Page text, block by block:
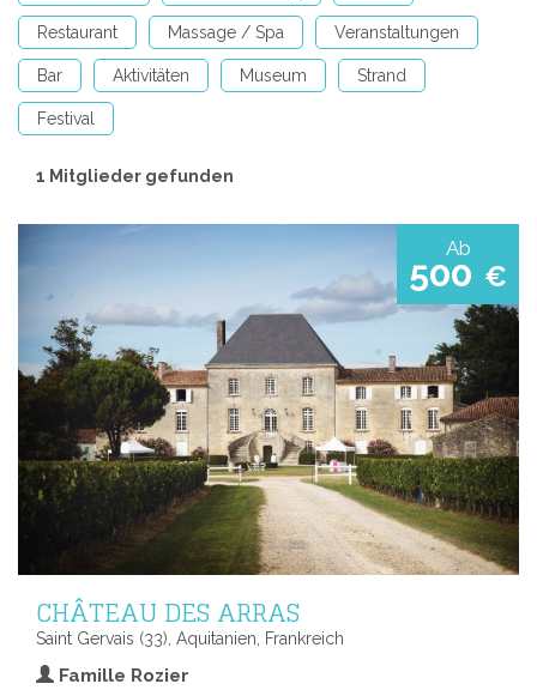
Restaurant Massage / Spa Veranstaltungen
Bar Aktivitäten Museum Strand
Festival
1 Mitglieder gefunden
Ab
500 €
CHÂTEAU DES ARRAS
Saint Gervais (33), Aquitanien, Frankreich
Famille Rozier